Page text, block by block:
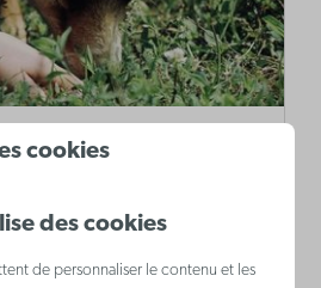
De Lenspolder
contact avec la vraie vie
y découvrir les
cookies
des cookies
de personnaliser le contenu et les